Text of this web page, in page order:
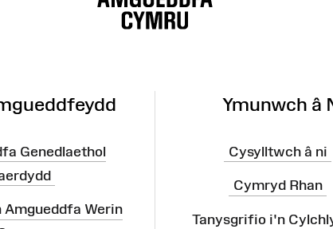
Genedlaethol
Amgueddfa Werin
Ymunwch â
Cysylltwch â ni
Cymryd Rhan
Tanysgrifio i'n